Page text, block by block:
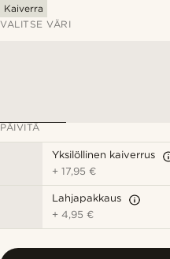
Kaiverra
VALITSE VÄRI
PÄIVITÄ
Yksilöllinen kaiverrus
+17,95 €
Lahjapakkaus
+4,95 €